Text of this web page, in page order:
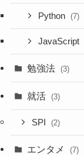
Python (7)
JavaScript
勉強法 (3)
就活 (3)
SPI (2)
エンタメ (7)